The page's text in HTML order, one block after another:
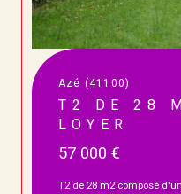
Azé (41100)
T2 DE 28
LOYER
57 000 €
T2 de 28 m2 composé